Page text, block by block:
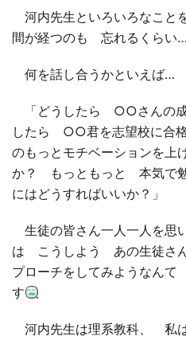
河内先生といろいろなこと
間が経つのも 忘れるくらい…
何を話し合うかといえば…
「どうしたら ○○さんの成
したら ○○君を志望校に合
のもっとモチベーションを
か？ もっともっと 本気で
にはどうすればいいか？」
生徒の皆さん一人一人を思
は こうしよう あの生徒さ
プローチをしてみようなん
す
河内先生は理系教科、 私